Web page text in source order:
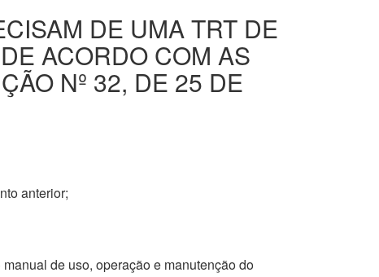
DE UMA TRT DE
ACORDO COM AS
Nº 32, DE 25 DE
anterior;
de uso, operação e manutenção do